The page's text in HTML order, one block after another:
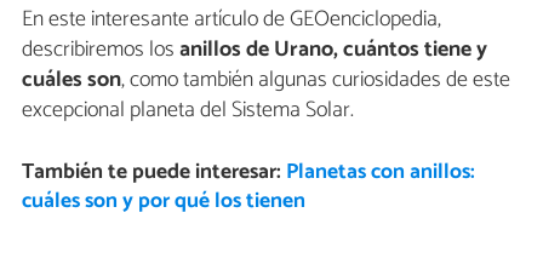
En este interesante artículo de GEOenciclopedia,
describiremos losanillos de Urano, cuántos tiene y
cuáles son, como también algunas curiosidades de este
excepcional planeta del Sistema Solar.
También te puede interesar: Planetas con anillos:
cuáles son y por qué los tienen